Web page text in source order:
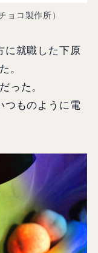
ョコ製作所）
に就職した下原
。
った。
つものように電